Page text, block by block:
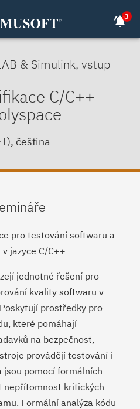
notifications_active3
& Simulink, vstup
C/C++
čeština
pro testování softwaru a
jazyce C/C++
jednotné řešení pro
kvality softwaru v
prostředky pro
které pomáhají
na bezpečnost,
provádějí testování i
jsou pomocí formálních
nepřítomnost kritických
Formální analýza kódu